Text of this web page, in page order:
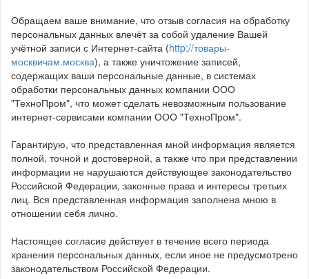
Обращаем ваше внимание, что отзыв согласия на обработку
персональных данных влечёт за собой удаление Вашей
учётной записи с Интернет-сайта (http://товары-
москвичам.москва), а также уничтожение записей,
содержащих ваши персональные данные, в системах
обработки персональных данных компании ООО
"ТехноПром", что может сделать невозможным пользование
интернет-сервисами компании ООО "ТехноПром".
Гарантирую, что представленная мной информация является
полной, точной и достоверной, а также что при представлении
информации не нарушаются действующее законодательство
Российской Федерации, законные права и интересы третьих
лиц. Вся представленная информация заполнена мною в
отношении себя лично.
Настоящее согласие действует в течение всего периода
хранения персональных данных, если иное не предусмотрено
законодательством Российской Федерации.